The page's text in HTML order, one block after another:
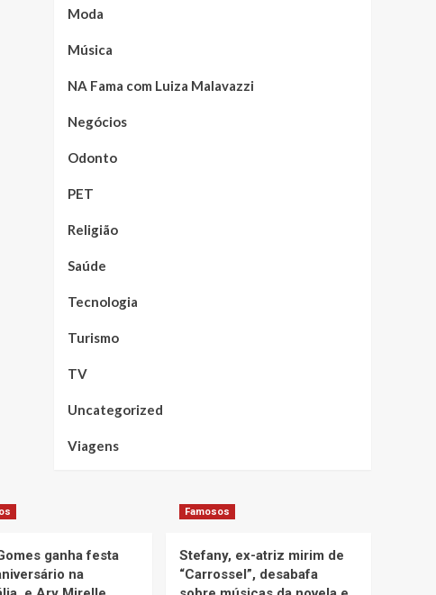
Moda
Música
NA Fama com Luiza Malavazzi
Negócios
Odonto
PET
Religião
Saúde
Tecnologia
Turismo
TV
Uncategorized
Viagens
ganha festa
na
Famosos
Stefany, ex-atriz mirim de
“Carrossel”, desabafa